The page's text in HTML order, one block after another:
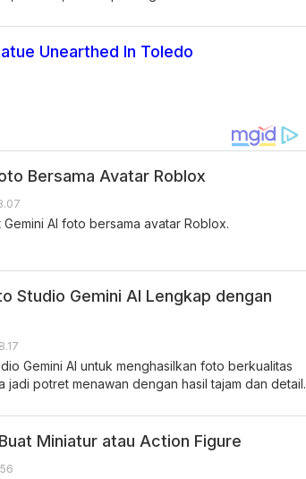
Unearthed In Toledo
Bersama Avatar Roblox
AI foto bersama avatar Roblox.
Studio Gemini AI Lengkap dengan
Gemini AI untuk menghasilkan foto berkualitas
jadi potret menawan dengan hasil tajam dan detail.
Miniatur atau Action Figure